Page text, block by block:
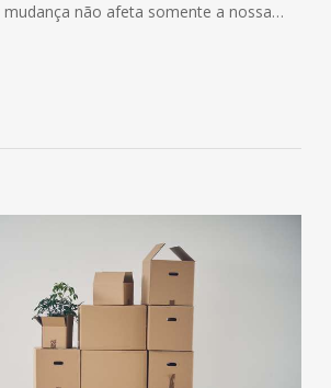
mudança não afeta somente a nossa…